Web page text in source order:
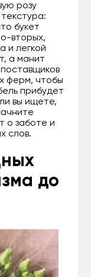
розу
букет
вторых,
и легкой
а манит
ферм, чтобы
прибудет
вы ищете,
о заботе и
слов.
до